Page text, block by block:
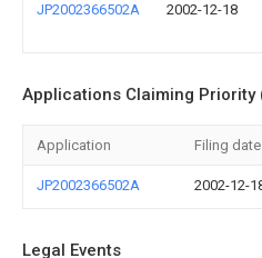
JP2002366502A 2002-12-18
Applications Claiming Priority
Application Filing date
JP2002366502A 2002-12-
Legal Events